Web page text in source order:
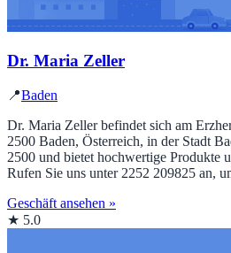
Dr. Maria Zeller
📍Baden
Dr. Maria Zeller befindet sich am
2500 Baden, Österreich, in der Stadt
2500 und bietet hochwertige Produkte
Rufen Sie uns unter 2252 209825 an,
Geschäft ansehen »
★ 5.0